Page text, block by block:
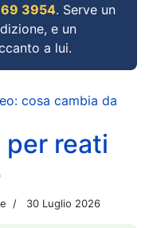
3954. Serve un
e un
a lui.
cosa cambia da
reati
30 Luglio 2026